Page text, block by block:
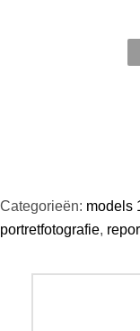
Categorieën: models
portretfotografie,